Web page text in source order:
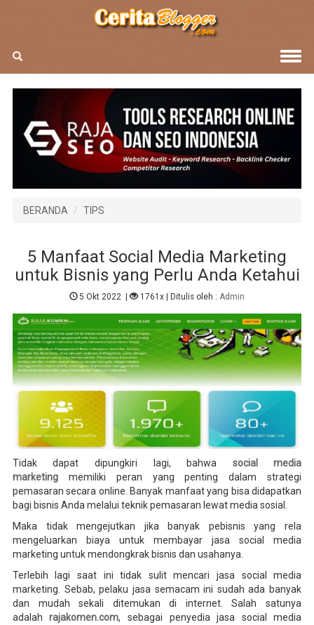
BERANDA TIPS
5 Manfaat Social Media Marketing
untuk Bisnis yang Perlu Anda Ketahui
5 Okt 2022 | 1761x | Ditulis oleh :Admin
Tidak dapat dipungkiri lagi, bahwa social media
marketingmemiliki peran yang penting dalam strategi
pemasaran secara online. Banyak manfaat yang bisa didapatkan
bagi bisnis Anda melalui teknik pemasaran lewat media sosial.
Maka tidak mengejutkan jika banyak pebisnis yang rela
mengeluarkan biaya untuk membayar jasa social media
marketing untuk mendongkrak bisnis dan usahanya.
Terlebih lagi saat ini tidak sulit mencari jasa social media
marketing. Sebab, pelaku jasa semacam ini sudah ada banyak
dan mudah sekali ditemukan di internet. Salah satunya
adalahrajakomen.com, sebagai penyedia jasa social media